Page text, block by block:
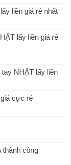
liền giá rẻ nhất
lấy liền giá rẻ
NHẬT lấy liền
cực rẻ
thành công